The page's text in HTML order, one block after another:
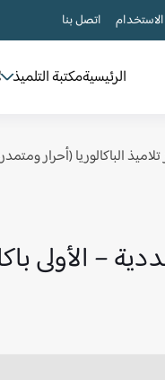
الاستخدام اتصل بنا
الرئيسيةمكتبة التلميذ
الباكالوريا (أحرار
– الأولى